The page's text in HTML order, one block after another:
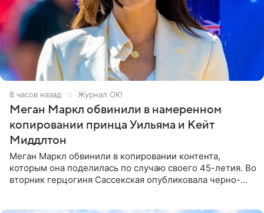
8 часов назад Журнал OK!
Меган Маркл обвинили в намеренном
копировании принца Уильяма и Кейт
Миддлтон
Меган Маркл обвинили в копировании контента,
которым она поделилась по случаю своего 45-летия. Во
вторник герцогиня Сассекская опубликовала черно-